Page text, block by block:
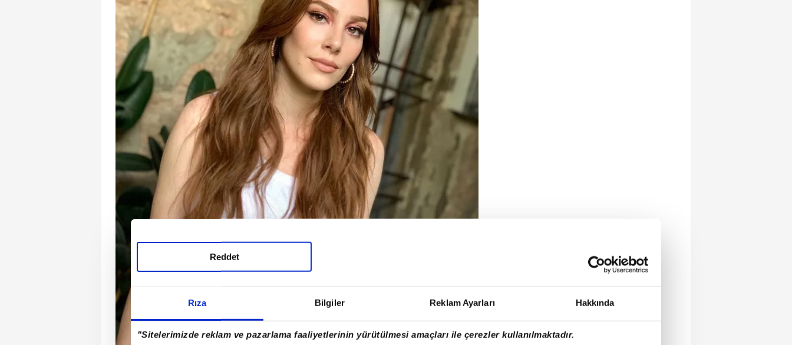
Rıza Bilgiler Reklam Ayarları Hakkında
"Sitelerimizde reklam ve pazarlama faaliyetlerinin yürütülmesi amaçları ile çerezler kullanılmaktadır.
Reddet